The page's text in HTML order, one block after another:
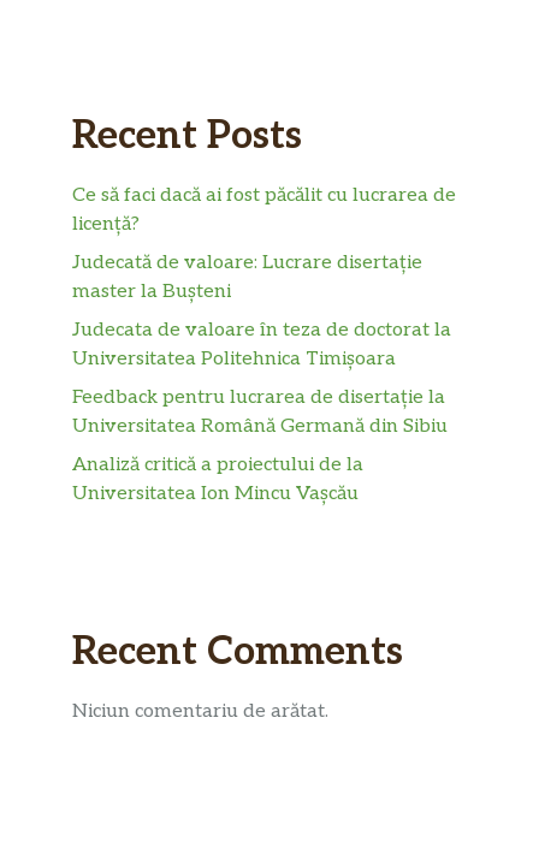
Recent Posts
Ce să faci dacă ai fost păcălit cu lucrarea de
licență?
Judecată de valoare: Lucrare disertație
master la Bușteni
Judecata de valoare în teza de doctorat la
Universitatea Politehnica Timișoara
Feedback pentru lucrarea de disertație la
Universitatea Română Germană din Sibiu
Analiză critică a proiectului de la
Universitatea Ion Mincu Vașcău
Recent Comments
Niciun comentariu de arătat.